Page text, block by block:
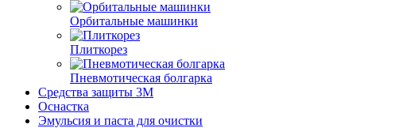
Орбитальные машинки
Плиткорез
Пневмотическая болгарка
Средства защиты 3М
Оснастка
Эмульсия и паста для очистки